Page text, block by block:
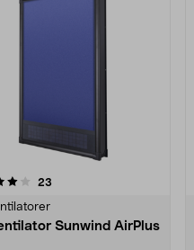
23
Sunwind AirPlus
4.0 av 5 stjärnor